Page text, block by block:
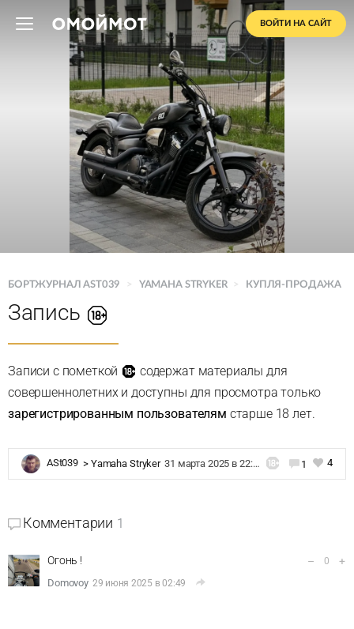
ВОЙТИ НА САЙТ
БОРТЖУРНАЛ AST039 > YAMAHA STRYKER > КУПЛЯ-ПРОДАЖА
Запись
Записи с пометкой
содержат материалы для
совершеннолетних и доступны для просмотра только
зарегистрированным пользователям старше 18 лет.
ASt039 > Yamaha Stryker 31 марта 2025 в 22:06 1 4
Комментарии 1
Огонь !
Domovoy 29 июня 2025 в 02:49
– 0 +